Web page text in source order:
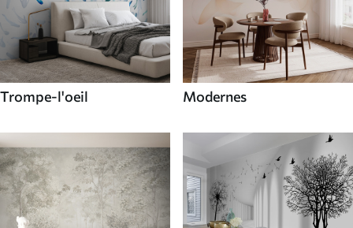
Trompe-l'oeil Modernes